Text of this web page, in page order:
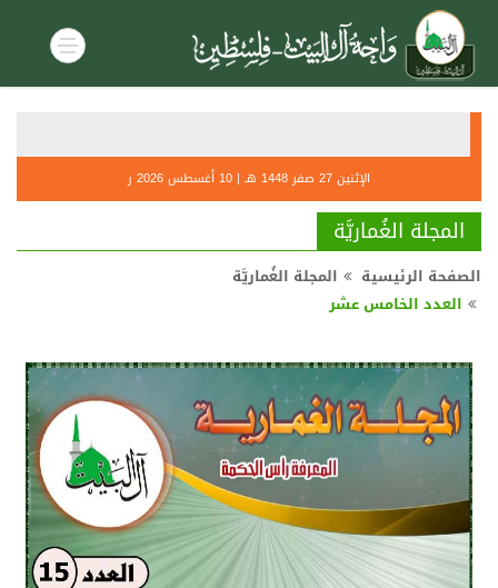
الإثنين 27 صفر 1448 هـ | 10 أغسطس 2026 ر
المجلة الغُماريَّة
الصفحة الرئيسية
المجلة الغُماريَّة
العدد الخامس عشر